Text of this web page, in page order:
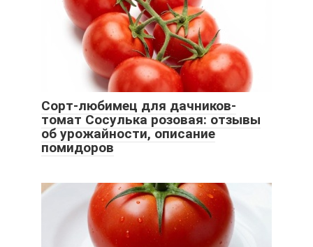
Сорт-любимец для дачников-
томат Сосулька розовая: отзывы
об урожайности, описание
помидоров